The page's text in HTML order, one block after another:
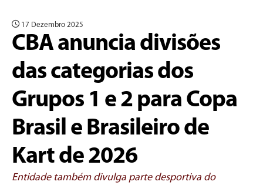
17 Dezembro 2025
CBA anuncia divisões
das categorias dos
Grupos 1 e 2 para Copa
Brasil e Brasileiro de
Kart de 2026
Entidade também divulga parte desportiva do